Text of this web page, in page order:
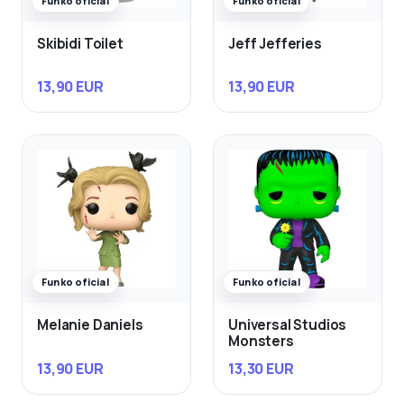
Skibidi Toilet
13,90 EUR
Jeff Jefferies
13,90 EUR
Funko oficial
Melanie Daniels
13,90 EUR
Funko oficial
Universal Studios
Monsters
13,30 EUR